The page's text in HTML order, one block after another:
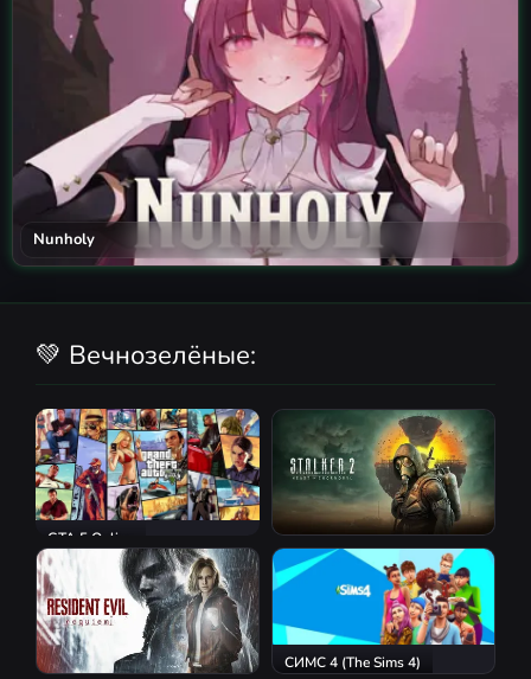
Nunholy
💚 Вечнозелёные:
GTA 5 Online
S.T.A.L.K.E.R. 2: Heart of
Chornobyl
СИМС 4 (The Sims 4)